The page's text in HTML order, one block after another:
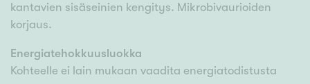
kantavien sisäseinien kengitys. Mikrobivaurioiden
korjaus.
Energiatehokkuusluokka
Kohteelle ei lain mukaan vaadita energiatodistusta